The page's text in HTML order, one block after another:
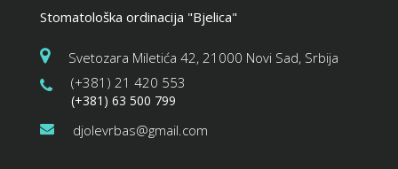
Stomatološka ordinacija "Bjelica"
Svetozara Miletića 42, 21000 Novi Sad, Srbija
(+381) 21 420 553
(+381) 63 500 799
djolevrbas@gmail.com